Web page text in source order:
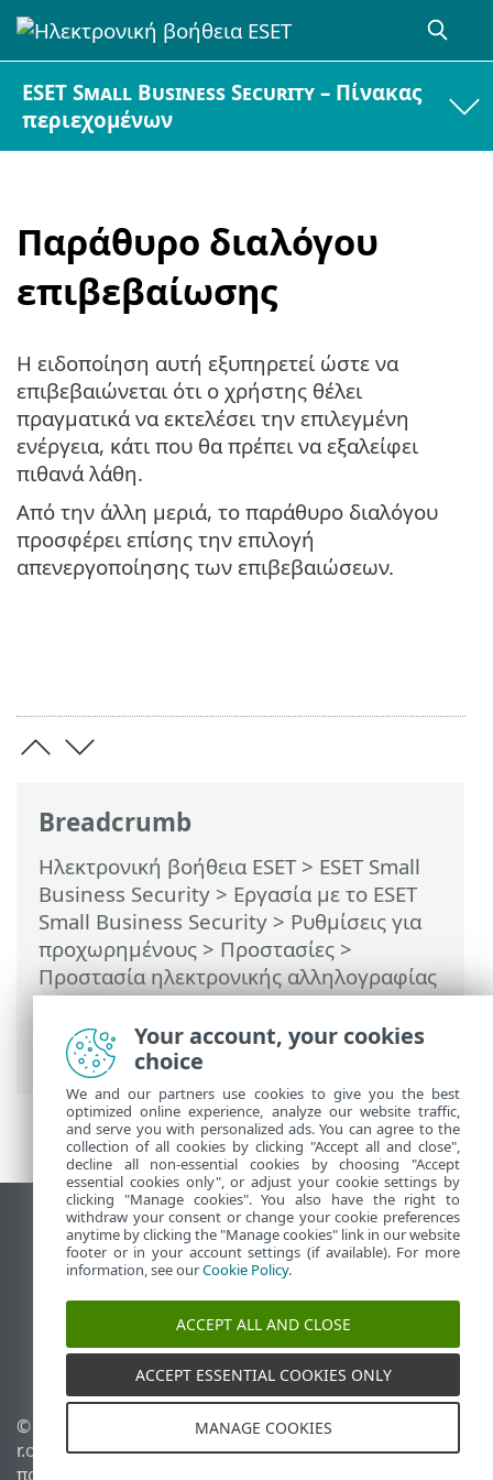
ESET Small Business Security – Πίνακας
περιεχομένων
Παράθυρο διαλόγου
επιβεβαίωσης
Breadcrumb
Ηλεκτρονική βοήθεια ESET> ESET Small
Business Security > Εργασία με το ESET
Small Business Security > Ρυθμίσεις για
προχωρημένους > Προστασίες >
Προστασία ηλεκτρονικής αλληλογραφίας
>Προστασία γραμματοκιβωτίου>
Ενοποιήσεις> Παράθυρο διαλόγου
επιβεβαίωσης
Η ειδοποίηση αυτή εξυπηρετεί ώστε να
επιβεβαιώνεται ότι ο χρήστης θέλει
πραγματικά να εκτελέσει την επιλεγμένη
ενέργεια, κάτι που θα πρέπει να εξαλείφει
πιθανά λάθη.
Από την άλλη μεριά, το παράθυρο διαλόγου
προσφέρει επίσης την επιλογή
απενεργοποίησης των επιβεβαιώσεων.
Προβολή ιστότοπου επιφάνειας εργασίας
End of Life
Γνωσιακή βάση ESET
Ομάδα συζήτησης ESET
ESET Status Portal
Τοπική υποστήριξη
© 1992 - 2026 ESET, spol. s
r.o. - Με την επιφύλαξη
παντός δικαιώματος.
Διαχείριση cookies
Πολιτική cookie
Your account, your cookies
choice
We and our partners use cookies to give you the best
optimized online experience, analyze our website traffic,
and serve you with personalized ads. You can agree to the
collection of all cookies by clicking "Accept all and close",
decline all non-essential cookies by choosing "Accept
essential cookies only", or adjust your cookie settings by
clicking "Manage cookies". You also have the right to
withdraw your consent or change your cookie preferences
anytime by clicking the "Manage cookies" link in our website
footer or in your account settings (if available). For more
information, see ourCookie Policy.
ACCEPT ALL AND CLOSE
ACCEPT ESSENTIAL COOKIES ONLY
MANAGE COOKIES